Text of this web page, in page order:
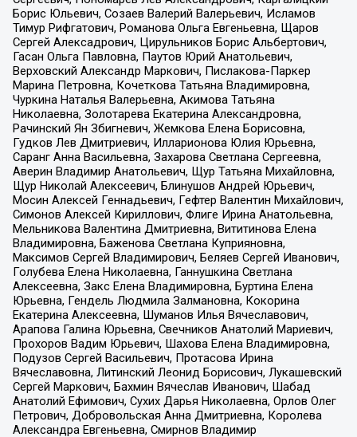
Борис Юльевич, Созаев Валерий Валерьевич, Исламов
Тимур Рифгатович, Романова Ольга Евгеньевна, Щаров
Сергей Алексадрович, Цирульников Борис Альбертович,
Гасан Ольга Павловна, Паутов Юрий Анатольевич,
Верховский Александр Маркович, Пислакова-Паркер
Марина Петровна, Кочеткова Татьяна Владимировна,
Чуркина Наталья Валерьевна, Акимова Татьяна
Николаевна, Золотарева Екатерина Александровна,
Рачинский Ян Збигневич, Жемкова Елена Борисовна,
Гудков Лев Дмитриевич, Илларионова Юлия Юрьевна,
Саранг Анна Васильевна, Захарова Светлана Сергеевна,
Аверин Владимир Анатольевич, Щур Татьяна Михайловна,
Щур Николай Алексеевич, Блинушов Андрей Юрьевич,
Мосин Алексей Геннадьевич, Гефтер Валентин Михайлович,
Симонов Алексей Кириллович, Флиге Ирина Анатольевна,
Мельникова Валентина Дмитриевна, Вититинова Елена
Владимировна, Баженова Светлана Куприяновна,
Максимов Сергей Владимирович, Беляев Сергей Иванович,
Голубева Елена Николаевна, Ганнушкина Светлана
Алексеевна, Закс Елена Владимировна, Буртина Елена
Юрьевна, Гендель Людмила Залмановна, Кокорина
Екатерина Алексеевна, Шуманов Илья Вячеславович,
Арапова Галина Юрьевна, Свечников Анатолий Мариевич,
Прохоров Вадим Юрьевич, Шахова Елена Владимировна,
Подузов Сергей Васильевич, Протасова Ирина
Вячеславовна, Литинский Леонид Борисович, Лукашевский
Сергей Маркович, Бахмин Вячеслав Иванович, Шабад
Анатолий Ефимович, Сухих Дарья Николаевна, Орлов Олег
Петрович, Добровольская Анна Дмитриевна, Королева
Александра Евгеньевна, Смирнов Владимир